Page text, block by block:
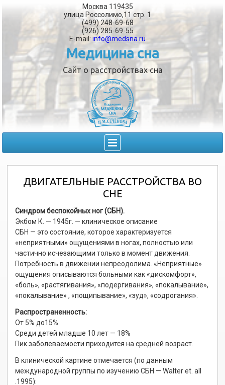
Москва 119435
улица Россолимо,11 стр. 1
(499) 248-69-68
(926) 285-69-55
E-mail: info@medsna.ru
Медицина сна
Сайт о расстройствах сна
ДВИГАТЕЛЬНЫЕ РАССТРОЙСТВА ВО
СНЕ
Синдром беспокойных ног (СБН).
Экбом К. — 1945г. — клиническое описание
СБН — это состояние, которое характеризуется
«неприятными» ощущениями в ногах, полностью или
частично исчезающими только в момент движения.
Потребность в движении непреодолима. «Неприятные»
ощущения описываются больными как «дискомфорт»,
«боль», «растягивания», «подергивания», «покалывание»,
«покалывание» , «пощипывание», «зуд», «содрогания».
Распространенность:
От 5% до15%
Среди детей младше 10 лет — 18%
Пик заболеваемости приходится на средней возраст.
В клинической картине отмечается (по данным
международной группы по изучению СБН — Walter et. all
.1995):